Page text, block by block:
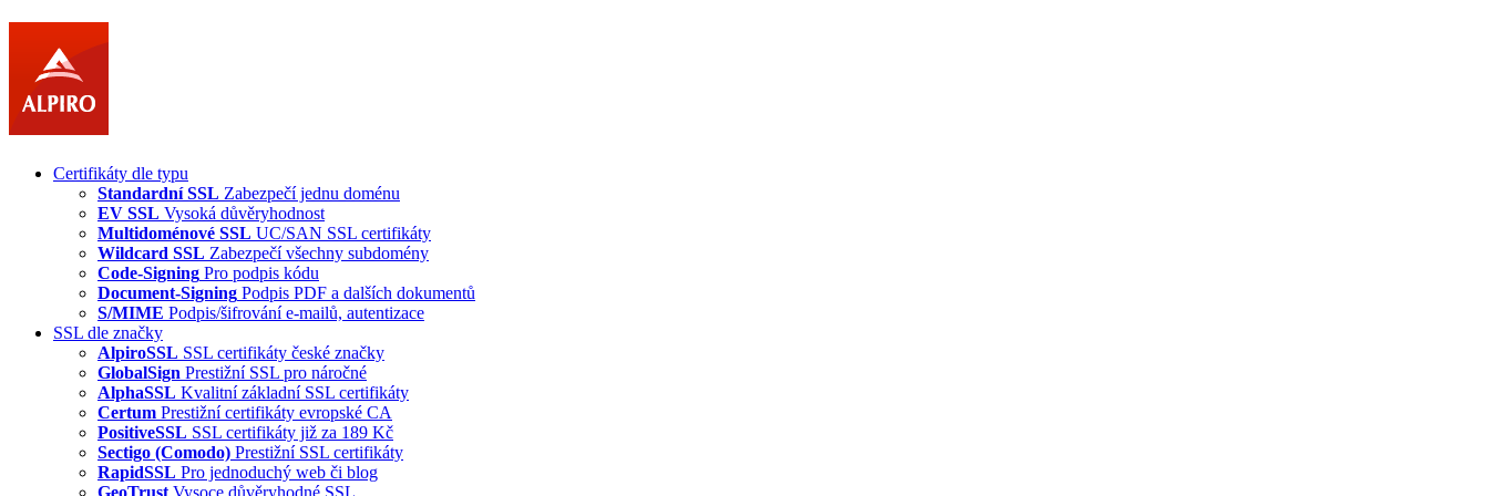
Certifikáty dle typu
Standardní SSL Zabezpečí jednu doménu
EV SSL Vysoká důvěryhodnost
Multidoménové SSL UC/SAN SSL certifikáty
Wildcard SSL Zabezpečí všechny subdomény
Code-Signing Pro podpis kódu
Document-Signing Podpis PDF a dalších dokumentů
S/MIME Podpis/šifrování e-mailů, autentizace
SSL dle značky
AlpiroSSL SSL certifikáty české značky
GlobalSign Prestižní SSL pro náročné
AlphaSSL Kvalitní základní SSL certifikáty
Certum Prestižní certifikáty evropské CA
PositiveSSL SSL certifikáty již za 189 Kč
Sectigo (Comodo) Prestižní SSL certifikáty
RapidSSL Pro jednoduchý web či blog
GeoTrust Vysoce důvěryhodné SSL